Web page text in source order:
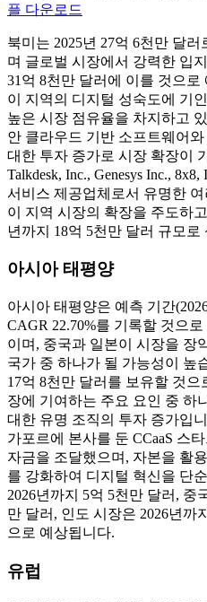
플 다운로드
북미는 2025년 27억 6천만 달
며 글로벌 시장에서 강력한 입
31억 8천만 달러에 이를 것으
이 지역의 디지털 성숙도에 기
높은 시장 점유율을 차지하고
안 클라우드 기반 소프트웨어
대한 투자 증가로 시장 확장이
Talkdesk, Inc., Genesys Inc.,
서비스 제공업체로서 유명한
이 지역 시장의 확장을 주도하
년까지 18억 5천만 달러 규모
아시아 태평양
아시아 태평양은 예측 기간
CAGR 22.70%를 기록할 것으
이며, 중국과 일본이 시장을 장
국가 중 하나가 될 가능성이 높
17억 8천만 달러를 보유할 것
장에 기여하는 주요 요인 중 하
대한 유명 조직의 투자 증가입
가포르에 본사를 둔 CCaaS 스
자금을 조달했으며, 자본을 활
를 강화하여 디지털 혁신을 단
2026년까지 5억 5천만 달러, 중
만 달러, 인도 시장은 2026년까
으로 예상됩니다.
유럽